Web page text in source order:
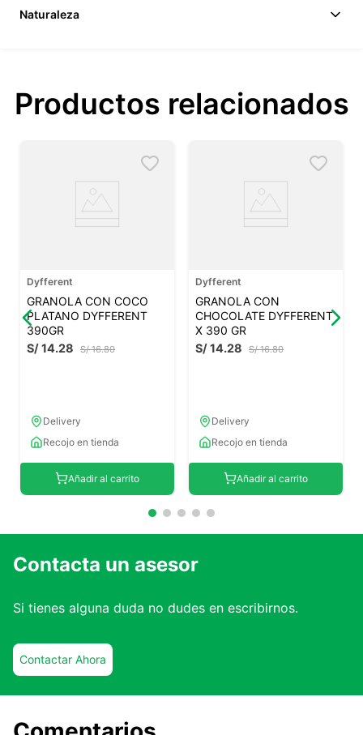
Naturaleza
Productos relacionados
Dyfferent
GRANOLA CON COCO
PLATANO DYFFERENT
390GR
S/ 16.80
S/14.28
Delivery
Recojo en tienda
Añadir al carrito
Dyfferent
GRANOLA CON
CHOCOLATE DYFFERENT
X 390 GR
S/ 16.80
S/14.28
Delivery
Recojo en tienda
Añadir al carrito
Contacta un asesor
Si tienes alguna duda no dudes en escribirnos.
Contactar Ahora